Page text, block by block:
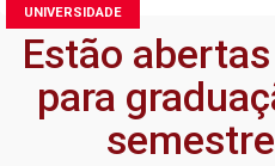
UNIVERSIDADE
Estão
para